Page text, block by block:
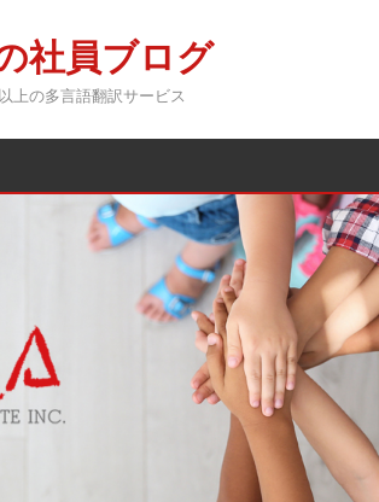
社員ブログ
の多言語翻訳サービス